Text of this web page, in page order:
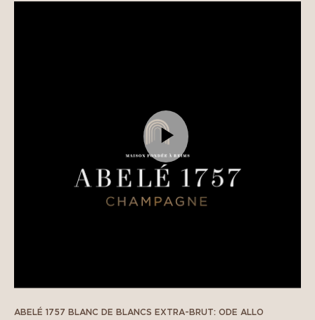
ABELÉ 1757 BLANC DE BLANCS EXTRA-BRUT: ODE ALLO